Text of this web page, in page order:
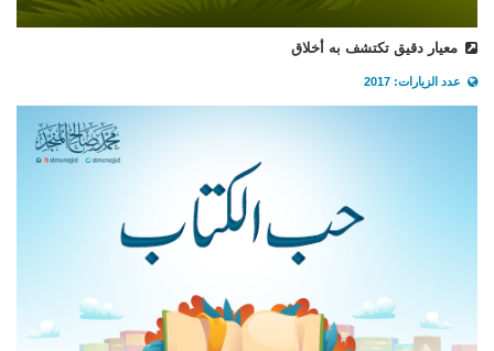
معيار دقيق تكتشف به أخلاق
عدد الزيارات: 2017